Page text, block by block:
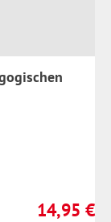
Regulärer
14,95 €